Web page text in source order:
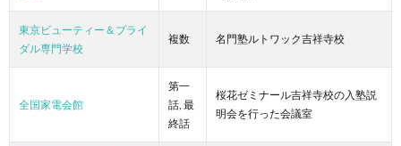
東京ビューティー＆ブライ
ダル専門学校
複数 名門塾ルトワック吉祥寺校
全国家電会館
第一
話, 最
終話
桜花ゼミナール吉祥寺校の入塾説
明会を行った会議室